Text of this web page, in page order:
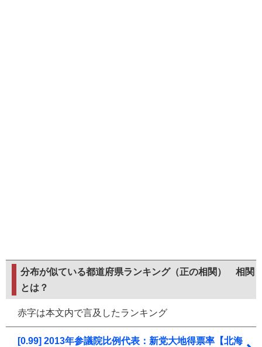
分布が似ている都道府県ランキング（正の相関） 相関
とは？
赤字は本文内で言及したランキング
[0.99] 2013年参議院比例代表：新党大地得票率【北海